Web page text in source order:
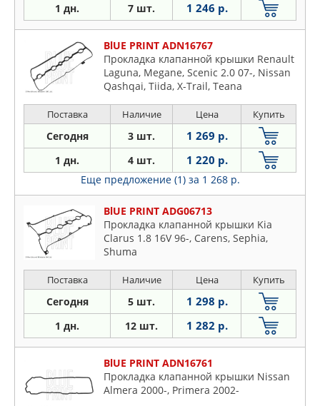
1 дн. 7 шт. 1 246 р.
BlUE PRINT ADN16767
Прокладка клапанной крышки Renault
Laguna, Megane, Scenic 2.0 07-, Nissan
Qashqai, Tiida, X-Trail, Teana
Поставка Наличие Цена Купить
Сегодня 3 шт. 1 269 р.
1 дн. 4 шт. 1 220 р.
Еще предложение (1) за 1 268 р.
BlUE PRINT ADG06713
Прокладка клапанной крышки Kia
Clarus 1.8 16V 96-, Carens, Sephia,
Shuma
Поставка Наличие Цена Купить
Сегодня 5 шт. 1 298 р.
1 дн. 12 шт. 1 282 р.
BlUE PRINT ADN16761
Прокладка клапанной крышки Nissan
Almera 2000-, Primera 2002-